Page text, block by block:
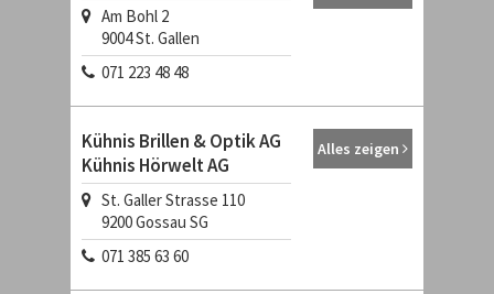
Am Bohl 2
9004St. Gallen
071 223 48 48
Kühnis Brillen & Optik AG
Kühnis Hörwelt AG
St. Galler Strasse 110
9200Gossau SG
071 385 63 60
Alles zeigen